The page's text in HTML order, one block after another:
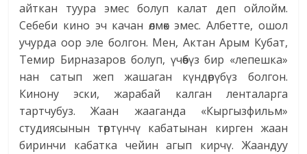
айткан туура эмес болуп калат деп ойлойм.
Себеби кино эч качан өлмөк эмес. Албетте, ошол
учурда оор эле болгон. Мен, Актан Арым Кубат,
Темир Бирназаров болуп, үчөөбүз бир «лепешка»
нан сатып жеп жашаган күндөрүбүз болгон.
Кинону эски, жарабай калган ленталарга
тартчубуз. Жаан жааганда «Кыргызфильм»
студиясынын төртүнчү кабатынан кирген жаан
биринчи кабатка чейин агып кирчү. Жаандуу